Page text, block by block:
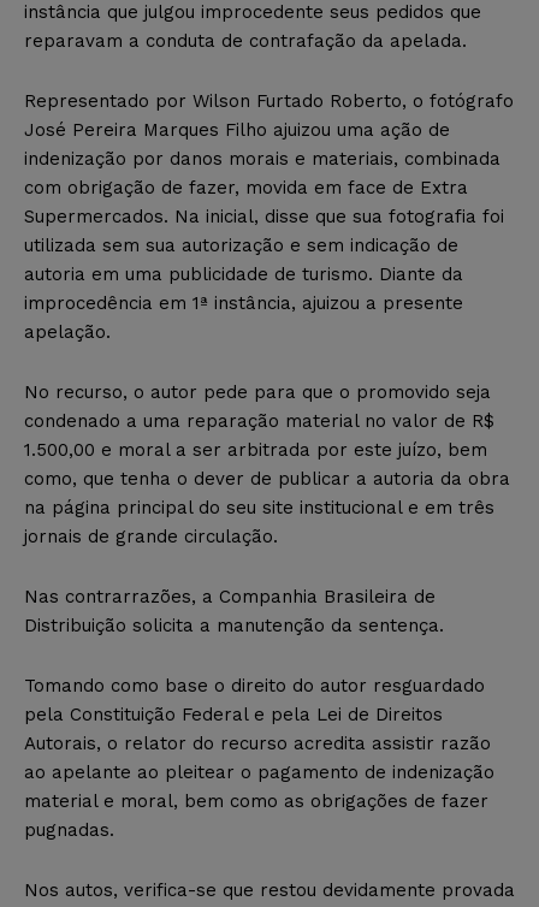
instância que julgou improcedente seus pedidos que
reparavam a conduta de contrafação da apelada.
Representado por Wilson Furtado Roberto, o fotógrafo
José Pereira Marques Filho ajuizou uma ação de
indenização por danos morais e materiais, combinada
com obrigação de fazer, movida em face de Extra
Supermercados. Na inicial, disse que sua fotografia foi
utilizada sem sua autorização e sem indicação de
autoria em uma publicidade de turismo. Diante da
improcedência em 1ª instância, ajuizou a presente
apelação.
No recurso, o autor pede para que o promovido seja
condenado a uma reparação material no valor de R$
1.500,00 e moral a ser arbitrada por este juízo, bem
como, que tenha o dever de publicar a autoria da obra
na página principal do seu site institucional e em três
jornais de grande circulação.
Nas contrarrazões, a Companhia Brasileira de
Distribuição solicita a manutenção da sentença.
Tomando como base o direito do autor resguardado
pela Constituição Federal e pela Lei de Direitos
Autorais, o relator do recurso acredita assistir razão
ao apelante ao pleitear o pagamento de indenização
material e moral, bem como as obrigações de fazer
pugnadas.
Nos autos, verifica-se que restou devidamente provada